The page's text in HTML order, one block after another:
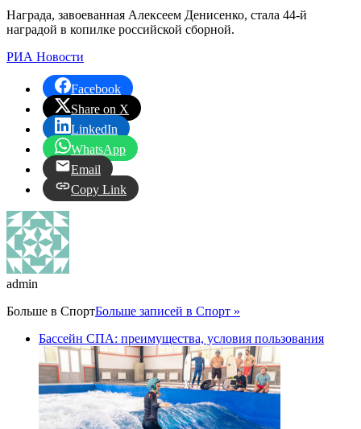
Награда, завоеванная Алексеем Денисенко, стала 44-й
наградой в копилке российской сборной.
РИА Новости
Facebook
Share on X
LinkedIn
WhatsApp
Email
Copy Link
admin
Больше в СпортБольше записей в Спорт »
Бассейн СПА: преимущества, условия пользования